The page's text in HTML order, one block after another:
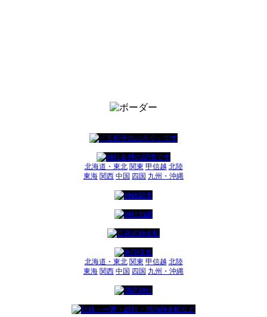
北海道・東北 関東 甲信越 北陸
東海 関西 中国 四国 九州・沖縄
北海道・東北 関東 甲信越 北陸
東海 関西 中国 四国 九州・沖縄